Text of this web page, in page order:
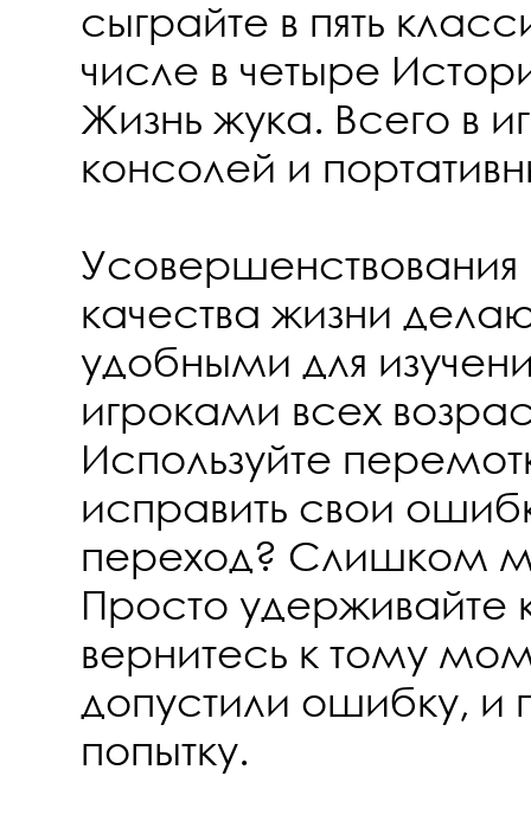
сыграйте в пять
числе в четыре
Жизнь жука. Всего в
консолей и
Усовершенствования
качества жизни
удобными для
игроками всех
Используйте
исправить свои
переход? Слишком
Просто удерживайте
вернитесь к тому
допустили ошибку, и
попытку.